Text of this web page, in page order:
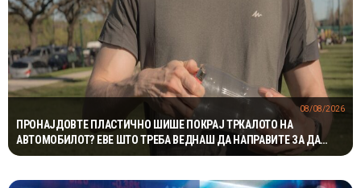
ПРОНАЈДОВТЕ ПЛАСТИЧНО ШИШЕ ПОКРАЈ ТРКАЛОТО НА
АВТОМОБИЛОТ? ЕВЕ ШТО ТРЕБА ВЕДНАШ ДА НАПРАВИТЕ ЗА ДА
ИЗБЕГНЕТЕ НЕПРИЈАТНОСТ
08/08/2026